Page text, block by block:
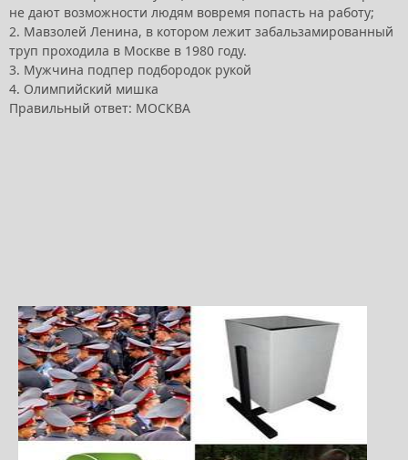
не дают возможности людям вовремя попасть на работу;
2. Мавзолей Ленина, в котором лежит забальзамированный
труп проходила в Москве в 1980 году.
3. Мужчина подпер подбородок рукой
4. Олимпийский мишка
Правильный ответ: МОСКВА